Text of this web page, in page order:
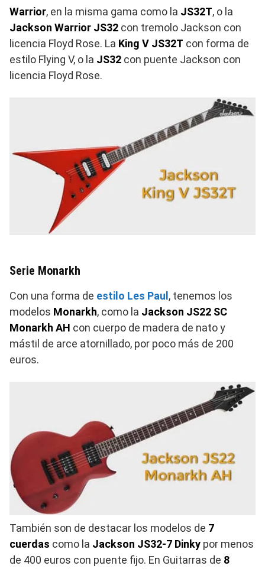
Warrior, en la misma gama como la JS32T, o la
Jackson Warrior JS32 con tremolo Jackson con
licencia Floyd Rose. La King V JS32T con forma de
estilo Flying V, o la JS32 con puente Jackson con
licencia Floyd Rose.
Serie Monarkh
Con una forma de estilo Les Paul , tenemos los
modelos Monarkh, como la Jackson JS22 SC
Monarkh AH con cuerpo de madera de nato y
mástil de arce atornillado, por poco más de 200
euros.
También son de destacar los modelos de 7
cuerdas como la Jackson JS32-7 Dinky por menos
de 400 euros con puente fijo. En Guitarras de 8